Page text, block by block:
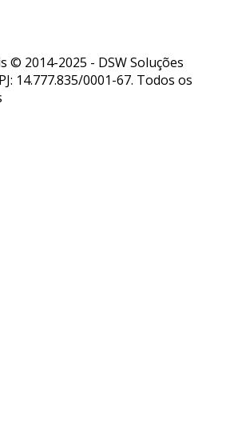
© 2014-2025 - DSW Soluções
14.777.835/0001-67. Todos os